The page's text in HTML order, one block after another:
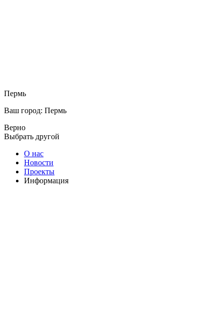
Пермь
Ваш город: Пермь
Верно
Выбрать другой
О нас
Новости
Проекты
Информация